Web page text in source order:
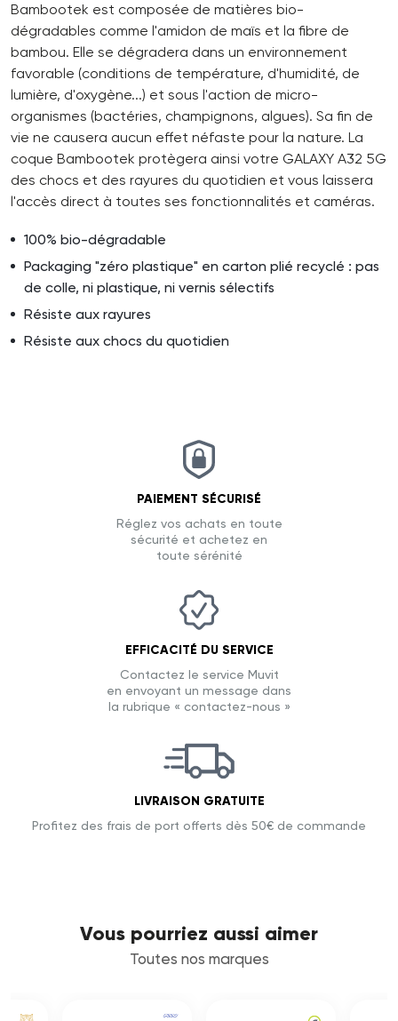
Bambootek est composée de matières bio-
dégradables comme l'amidon de maïs et la fibre de
bambou. Elle se dégradera dans un environnement
favorable (conditions de température, d'humidité, de
lumière, d'oxygène...) et sous l'action de micro-
organismes (bactéries, champignons, algues). Sa fin de
vie ne causera aucun effet néfaste pour la nature. La
coque Bambootek protègera ainsi votre GALAXY A32 5G
des chocs et des rayures du quotidien et vous laissera
l'accès direct à toutes ses fonctionnalités et caméras.
100% bio-dégradable
Packaging "zéro plastique" en carton plié recyclé : pas
de colle, ni plastique, ni vernis sélectifs
Résiste aux rayures
Résiste aux chocs du quotidien
PAIEMENT SÉCURISÉ
Réglez vos achats en toute
sécurité et achetez en
toute sérénité
EFFICACITÉ DU SERVICE
Contactez le service Muvit
en envoyant un message dans
la rubrique « contactez-nous »
LIVRAISON GRATUITE
Profitez des frais de port offerts dès 50€ de commande
Vous pourriez aussi aimer
Toutes nos marques